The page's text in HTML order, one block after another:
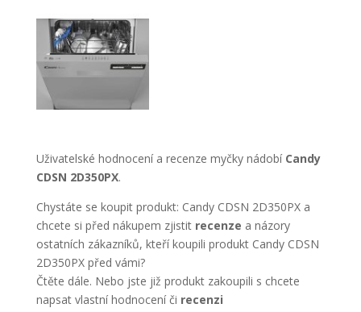
Uživatelské hodnocení a recenze myčky nádobí Candy
CDSN 2D350PX.
Chystáte se koupit produkt: Candy CDSN 2D350PX a
chcete si před nákupem zjistit recenze a názory
ostatních zákazníků, kteří koupili produkt Candy CDSN
2D350PX před vámi?
Čtěte dále. Nebo jste již produkt zakoupili s chcete
napsat vlastní hodnocení či recenzi